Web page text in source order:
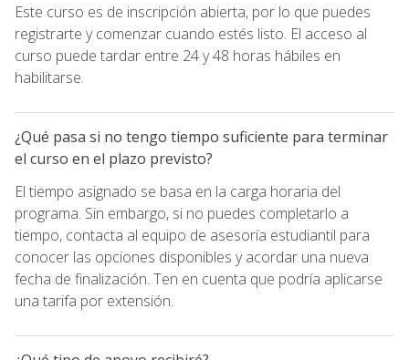
Este curso es de inscripción abierta, por lo que puedes
registrarte y comenzar cuando estés listo. El acceso al
curso puede tardar entre 24 y 48 horas hábiles en
habilitarse.
¿Qué pasa si no tengo tiempo suficiente para terminar
el curso en el plazo previsto?
El tiempo asignado se basa en la carga horaria del
programa. Sin embargo, si no puedes completarlo a
tiempo, contacta al equipo de asesoría estudiantil para
conocer las opciones disponibles y acordar una nueva
fecha de finalización. Ten en cuenta que podría aplicarse
una tarifa por extensión.